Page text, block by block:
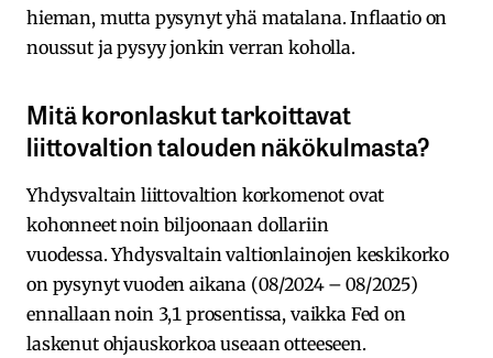
hieman, mutta pysynyt yhä matalana. Inflaatio on
noussut ja pysyy jonkin verran koholla.
Mitä koronlaskut tarkoittavat
liittovaltion talouden näkökulmasta?
Yhdysvaltain liittovaltion korkomenot ovat
kohonneet noin biljoonaan dollariin
vuodessa. Yhdysvaltain valtionlainojen keskikorko
on pysynyt vuoden aikana (08/2024 – 08/2025)
ennallaan noin 3,1 prosentissa, vaikka Fed on
laskenut ohjauskorkoa useaan otteeseen.